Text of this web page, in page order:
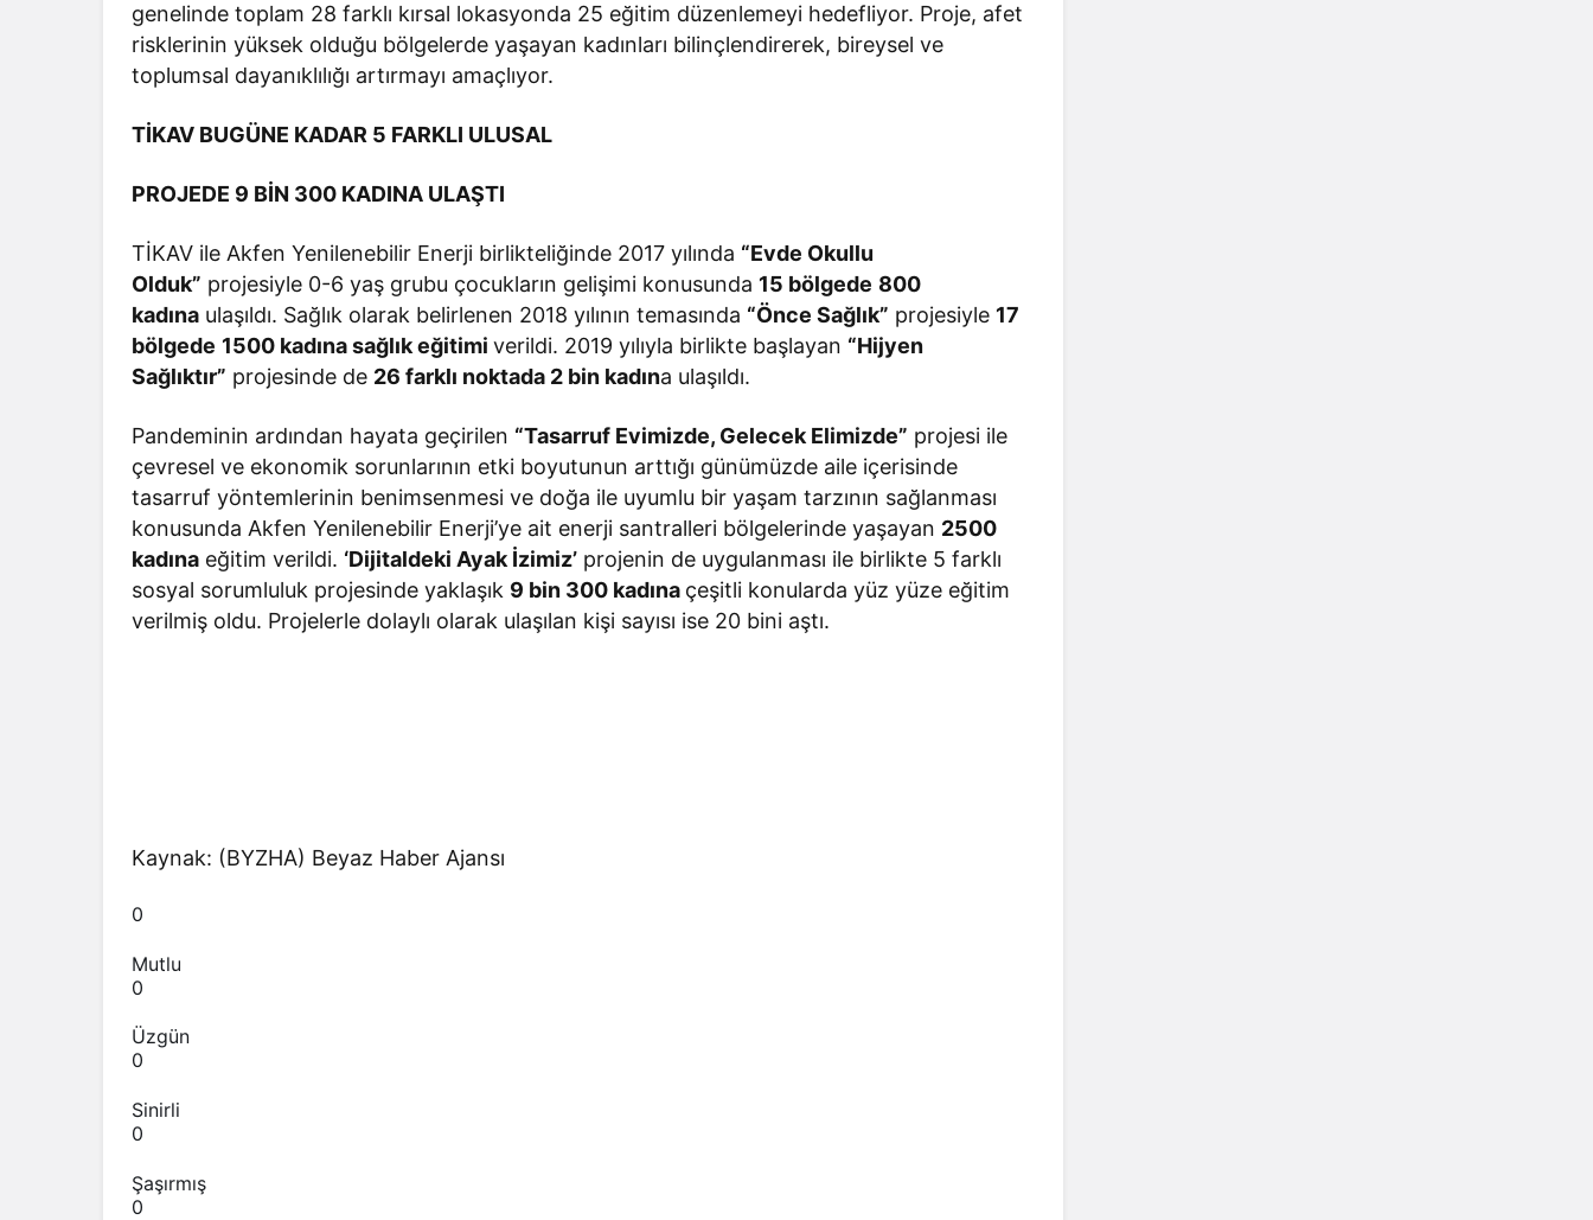
genelinde toplam 28 farklı kırsal lokasyonda 25 eğitim düzenlemeyi hedefliyor. Proje, afet
risklerinin yüksek olduğu bölgelerde yaşayan kadınları bilinçlendirerek, bireysel ve
toplumsal dayanıklılığı artırmayı amaçlıyor.
TİKAV BUGÜNE KADAR 5 FARKLI ULUSAL
PROJEDE 9 BİN 300 KADINA ULAŞTI
TİKAV ile Akfen Yenilenebilir Enerji birlikteliğinde 2017 yılında “Evde Okullu
Olduk” projesiyle 0-6 yaş grubu çocukların gelişimi konusunda 15 bölgede 800
kadına ulaşıldı. Sağlık olarak belirlenen 2018 yılının temasında “Önce Sağlık” projesiyle 17
bölgede 1500 kadına sağlık eğitimiverildi. 2019 yılıyla birlikte başlayan “Hijyen
Sağlıktır” projesinde de 26 farklı noktada 2 bin kadına ulaşıldı.
Pandeminin ardından hayata geçirilen “Tasarruf Evimizde, Gelecek Elimizde” projesi ile
çevresel ve ekonomik sorunlarının etki boyutunun arttığı günümüzde aile içerisinde
tasarruf yöntemlerinin benimsenmesi ve doğa ile uyumlu bir yaşam tarzının sağlanması
konusunda Akfen Yenilenebilir Enerji’ye ait enerji santralleri bölgelerinde yaşayan 2500
kadına eğitim verildi. ‘Dijitaldeki Ayak İzimiz’ projenin de uygulanması ile birlikte 5 farklı
sosyal sorumluluk projesinde yaklaşık 9 bin 300 kadına çeşitli konularda yüz yüze eğitim
verilmiş oldu. Projelerle dolaylı olarak ulaşılan kişi sayısı ise 20 bini aştı.
Kaynak: (BYZHA) Beyaz Haber Ajansı
0
Mutlu
0
Üzgün
0
Sinirli
0
Şaşırmış
0